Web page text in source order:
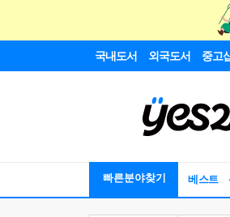
국내도서 외국도서 중고
빠른분야찾기 베스트